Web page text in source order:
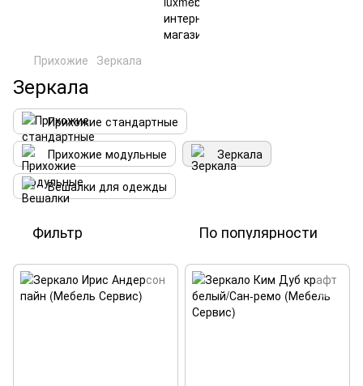
Прихожие Зеркала
Зеркала
Прихожие стандартные
Прихожие модульные
Зеркала
Вешалки для одежды
Фильтр По популярности